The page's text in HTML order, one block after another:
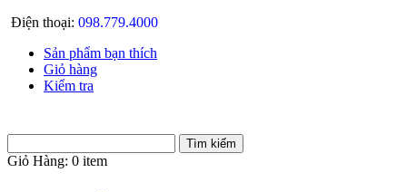
Điện thoại: 098.779.4000
Sản phẩm bạn thích
Giỏ hàng
Kiểm tra
Giỏ Hàng: 0 item